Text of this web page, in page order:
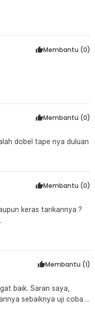
Membantu (0)
Membantu (0)
dobel tape nya duluan
Membantu (0)
keras tarikannya ?
Membantu (1)
baik. Saran saya,
sebaiknya uji coba
pengait menggunakan
posisinya